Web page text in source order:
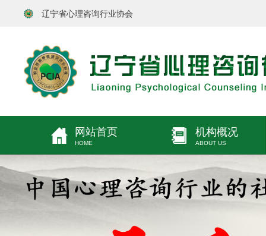
辽宁省心理咨询行业协会
网站首页
HOME
机构概况
ABOUT US